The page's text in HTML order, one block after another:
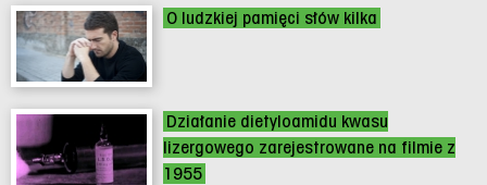
O ludzkiej pamięci słów kilka
Działanie dietyloamidu kwasu
lizergowego zarejestrowane na filmie z
1955